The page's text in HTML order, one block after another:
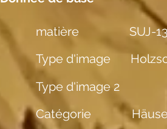
matière
SUJ-
Type d'image
Type d'image 2
Catégorie